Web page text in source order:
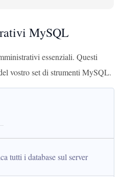
MySQL
essenziali. Questi
vostro set di strumenti MySQL.
tutti i database sul server